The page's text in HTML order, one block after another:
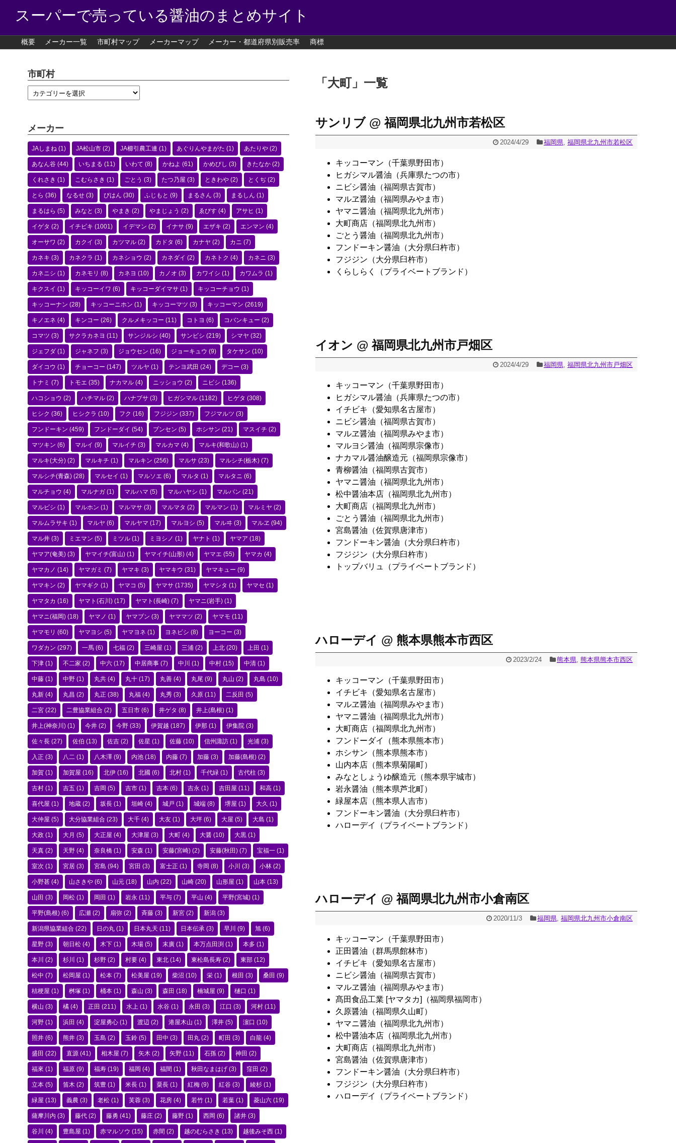
スーパーで売っている醤油のまとめサイト
概要 メーカー一覧 市町村マップ メーカーマップ メーカー・都道府県別販売率 商標
「 大町」 一覧
サンリブ @ 福岡県北九州市若松区
2024/4/29 福岡県, 福岡県北九州市若松区
キッコーマン（千葉県野田市）
ヒガシマル醤油（兵庫県たつの市）
ニビシ醤油（福岡県古賀市）
マルヱ醤油（福岡県みやま市）
ヤマニ醤油（福岡県北九州市）
大町商店（福岡県北九州市）
ごとう醤油（福岡県北九州市）
フンドーキン醤油（大分県臼杵市）
フジジン（大分県臼杵市）
くらしらく（プライベートブランド）
イオン @ 福岡県北九州市戸畑区
2024/4/29 福岡県, 福岡県北九州市戸畑区
キッコーマン（千葉県野田市）
ヒガシマル醤油（兵庫県たつの市）
イチビキ（愛知県名古屋市）
ニビシ醤油（福岡県古賀市）
マルヱ醤油（福岡県みやま市）
マルヨシ醤油（福岡県宗像市）
ナカマル醤油醸造元（福岡県宗像市）
青柳醤油（福岡県古賀市）
ヤマニ醤油（福岡県北九州市）
松中醤油本店（福岡県北九州市）
大町商店（福岡県北九州市）
ごとう醤油（福岡県北九州市）
宮島醤油（佐賀県唐津市）
フンドーキン醤油（大分県臼杵市）
フジジン（大分県臼杵市）
トップバリュ（プライベートブランド）
ハローデイ @ 熊本県熊本市西区
2023/2/24 熊本県, 熊本県熊本市西区
キッコーマン（千葉県野田市）
イチビキ（愛知県名古屋市）
マルヱ醤油（福岡県みやま市）
ヤマニ醤油（福岡県北九州市）
大町商店（福岡県北九州市）
フンドーダイ（熊本県熊本市）
ホシサン（熊本県熊本市）
山内本店（熊本県菊陽町）
みなとしょうゆ醸造元（熊本県宇城市）
岩永醤油（熊本県芦北町）
緑屋本店（熊本県人吉市）
フンドーキン醤油（大分県臼杵市）
ハローデイ（プライベートブランド）
ハローデイ @ 福岡県北九州市小倉南区
2020/11/3 福岡県, 福岡県北九州市小倉南区
キッコーマン（千葉県野田市）
正田醤油（群馬県館林市）
イチビキ（愛知県名古屋市）
ニビシ醤油（福岡県古賀市）
マルヱ醤油（福岡県みやま市）
髙田食品工業 [ヤマタカ]（福岡県福岡市）
久原醤油（福岡県久山町）
ヤマニ醤油（福岡県北九州市）
松中醤油本店（福岡県北九州市）
大町商店（福岡県北九州市）
宮島醤油（佐賀県唐津市）
フンドーキン醤油（大分県臼杵市）
フジジン（大分県臼杵市）
ハローデイ（プライベートブランド）
市町村
メーカー
JAしまね (1) JA松山市 (2) JA櫛引農工連 (1) あぐりんやまがた (1) あたりや (2)
あなん谷 (44) いちまる (11) いわて (8) かねよ (61) かめびし (3) きたなか (2)
くれさき (1) こむらさき (1) ごとう (3) たつ乃屋 (3) ときわや (2) とくぢ (2)
とら (36) なるせ (3) びはん (30) ふじもと (9) まるさん (3) まるしん (1)
まるはら (5) みなと (3) やまき (2) やまじょう (2) ゑびす (4) アサヒ (1)
イゲタ (2) イチビキ (1001) イデマン (2) イナサ (9) エザキ (2) エンマン (4)
オーサワ (2) カクイ (3) カツマル (2) カドタ (6) カナヤ (2) カニ (7)
カネキ (3) カネクラ (1) カネショウ (2) カネダイ (2) カネトク (4) カネニ (3)
カネニシ (1) カネモリ (8) カネヨ (10) カノオ (3) カワイシ (1) カワムラ (1)
キクスイ (1) キッコーイワ (6) キッコーダイマサ (1) キッコーチョウ (1)
キッコーナン (28) キッコーニホン (1) キッコーマツ (3) キッコーマン (2619)
キノエネ (4) キンコー (26) クルメキッコー (11) コトヨ (6) コバンキュー (2)
コマツ (3) サクラカネヨ (11) サンジルシ (40) サンビシ (219) シマヤ (32)
ジェフダ (1) ジャネフ (3) ジョウセン (16) ジョーキュウ (9) タケサン (10)
ダイコウ (1) チョーコー (147) ツルヤ (1) テンヨ武田 (24) デコー (3)
トナミ (7) トモエ (35) ナカマル (4) ニッショウ (2) ニビシ (136)
ハコショウ (2) ハチマル (2) ハナブサ (3) ヒガシマル (1182) ヒゲタ (308)
ヒシク (36) ヒシクラ (10) フク (16) フジジン (337) フジマルツ (3)
フンドーキン (459) フンドーダイ (54) ブンセン (5) ホシサン (21) マスイチ (2)
マツキン (6) マルイ (9) マルイチ (3) マルカマ (4) マルキ(和歌山) (1)
マルキ(大分) (2) マルキチ (1) マルキン (256) マルサ (23) マルシチ(栃木) (7)
マルシチ(青森) (28) マルセイ (1) マルソエ (6) マルタ (1) マルタニ (6)
マルチョウ (4) マルナガ (1) マルハマ (5) マルハヤシ (1) マルバン (21)
マルビシ (1) マルホン (1) マルマサ (3) マルマタ (2) マルマン (1) マルミヤ (2)
マルムラサキ (1) マルヤ (6) マルヤマ (17) マルヨシ (5) マルヰ (3) マルヱ (94)
マル井 (3) ミエマン (5) ミツル (1) ミヨシノ (1) ヤナト (1) ヤマア (18)
ヤマア(奄美) (3) ヤマイチ(富山) (1) ヤマイチ(山形) (4) ヤマエ (55) ヤマカ (4)
ヤマカノ (14) ヤマガミ (7) ヤマキ (3) ヤマキウ (31) ヤマキュー (9)
ヤマキン (2) ヤマギク (1) ヤマコ (5) ヤマサ (1735) ヤマシタ (1) ヤマセ (1)
ヤマタカ (16) ヤマト(石川) (17) ヤマト(長崎) (7) ヤマニ(岩手) (1)
ヤマニ(福岡) (18) ヤマノ (1) ヤマブン (3) ヤママツ (2) ヤマモ (11)
ヤマモリ (60) ヤマヨシ (5) ヤマヨネ (1) ヨネビシ (8) ヨーコー (3)
ワダカン (297) 一馬 (6) 七福 (2) 三崎屋 (1) 三浦 (2) 上北 (20) 上田 (1)
下津 (1) 不二家 (2) 中六 (17) 中居商事 (7) 中川 (1) 中村 (15) 中清 (1)
中藤 (1) 中野 (1) 丸共 (4) 丸十 (17) 丸善 (4) 丸尾 (9) 丸山 (2) 丸島 (10)
丸新 (4) 丸昌 (2) 丸正 (38) 丸福 (4) 丸秀 (3) 久原 (11) 二反田 (5)
二宮 (22) 二豊協業組合 (2) 五日市 (6) 井ゲタ (8) 井上(島根) (1)
井上(神奈川) (1) 今井 (2) 今野 (33) 伊賀越 (187) 伊那 (1) 伊集院 (3)
佐々長 (27) 佐伯 (13) 佐吉 (2) 佐星 (1) 佐藤 (10) 信州諏訪 (1) 光浦 (3)
入正 (3) 八二 (1) 八木澤 (9) 内池 (18) 内藤 (7) 加藤 (3) 加藤(島根) (2)
加賀 (1) 加賀屋 (16) 北伊 (16) 北國 (6) 北村 (1) 千代緑 (1) 古代柱 (3)
古村 (1) 吉五 (1) 吉岡 (5) 吉市 (1) 吉本 (6) 吉永 (1) 吉田屋 (11) 和高 (1)
喜代屋 (1) 地蔵 (2) 坂長 (1) 垣崎 (4) 城戸 (1) 城端 (8) 堺屋 (1) 大久 (1)
大仲屋 (5) 大分協業組合 (23) 大千 (4) 大友 (1) 大坪 (6) 大屋 (5) 大島 (1)
大政 (1) 大月 (5) 大正屋 (4) 大津屋 (3) 大町 (4) 大醤 (10) 大黒 (1)
天真 (2) 天野 (4) 奈良橋 (1) 安森 (1) 安藤(宮崎) (2) 安藤(秋田) (7) 宝福一 (1)
室次 (1) 宮居 (3) 宮島 (94) 宮田 (3) 富士正 (1) 寺岡 (8) 小川 (3) 小林 (2)
小野甚 (4) 山さきや (6) 山元 (18) 山内 (22) 山崎 (20) 山形屋 (1) 山本 (13)
山田 (3) 岡松 (1) 岡田 (1) 岩永 (11) 平与 (7) 平山 (4) 平野(宮城) (1)
平野(島根) (6) 広瀬 (2) 扇弥 (2) 斉藤 (3) 新宮 (2) 新潟 (3)
新潟県協業組合 (22) 日の丸 (1) 日本丸天 (11) 日本伝承 (3) 早川 (9) 旭 (6)
星野 (3) 朝日松 (4) 木下 (1) 木場 (5) 末廣 (1) 本万点田渕 (1) 本多 (1)
本川 (2) 杉川 (1) 杉野 (2) 村要 (4) 東北 (14) 東松島長寿 (2) 東部 (12)
松中 (7) 松岡屋 (1) 松本 (7) 松美屋 (19) 柴沼 (10) 栄 (1) 根田 (3) 桑田 (9)
桔梗屋 (1) 桝塚 (1) 桶本 (1) 森山 (3) 森田 (18) 楠城屋 (9) 樋口 (1)
横山 (3) 橘 (4) 正田 (211) 水上 (1) 水谷 (1) 永田 (3) 江口 (3) 河村 (11)
河野 (1) 浜田 (4) 淀屋勇心 (1) 渡辺 (2) 港屋木山 (1) 澤井 (5) 濵口 (10)
照井 (6) 熊井 (3) 玉島 (2) 玉鈴 (5) 田中 (3) 田丸 (2) 町田 (3) 白龍 (4)
盛田 (22) 直源 (41) 相木屋 (7) 矢木 (2) 矢野 (11) 石孫 (2) 神田 (2)
福來 (1) 福原 (9) 福寿 (19) 福岡 (4) 福間 (1) 秋田なまはげ (3) 窪田 (2)
立本 (5) 笛木 (2) 筑豊 (1) 米長 (1) 粟長 (1) 紅梅 (9) 紅谷 (3) 綾杉 (1)
緑屋 (13) 義農 (3) 老松 (1) 芙蓉 (3) 花房 (4) 若竹 (1) 若葉 (1) 菱山六 (19)
薩摩川内 (3) 藤代 (2) 藤勇 (41) 藤庄 (2) 藤野 (1) 西岡 (6) 諸井 (3)
谷川 (4) 豊島屋 (1) 赤マルソウ (15) 赤間 (2) 越のむらさき (13) 越後みそ西 (1)